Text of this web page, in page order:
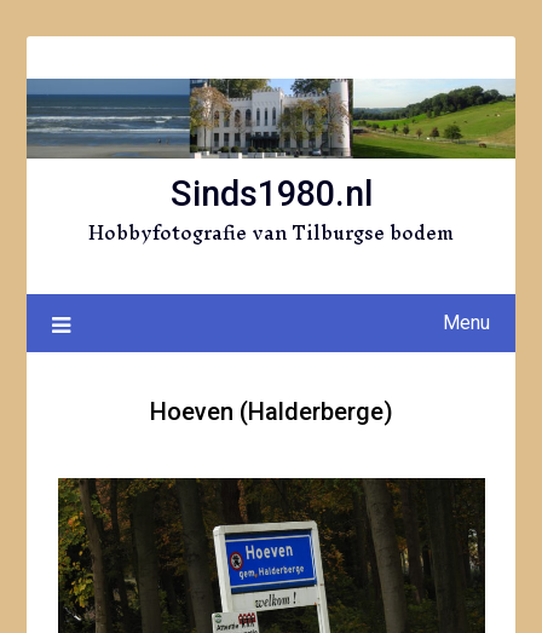
naar
inhoud
Sinds1980.nl
Hobbyfotografie van Tilburgse bodem
Menu
Hoeven (Halderberge)